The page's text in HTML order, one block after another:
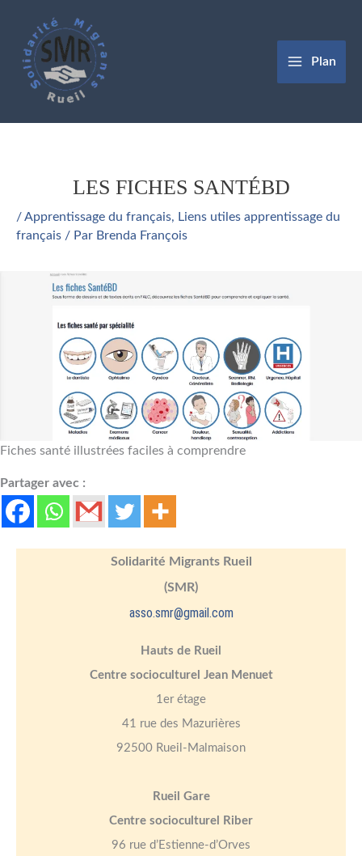
contenu
Plan
LES FICHES SANTÉBD
/Apprentissage du français, Liens utiles apprentissage du
français / Par Brenda François
Fiches santé illustrées faciles à comprendre
Partager avec :
Solidarité Migrants Rueil
(SMR)
asso.smr@gmail.com
Hauts de Rueil
Centre socioculturel Jean Menuet
1er étage
41 rue des Mazurières
92500 Rueil-Malmaison
Rueil Gare
Centre socioculturel Riber
96 rue d’Estienne-d’Orves